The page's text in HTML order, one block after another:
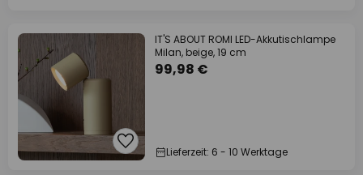
IT'S ABOUT ROMI LED-Akkutischlampe
Milan, beige, 19 cm
99,98 €
Lieferzeit: 6 - 10 Werktage